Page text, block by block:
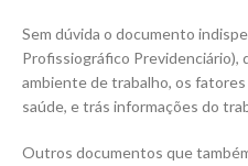
Sem dúvida o documento
Profissiográfico Previdenciário),
ambiente de trabalho, os
saúde, e trás informações do
Outros documentos que